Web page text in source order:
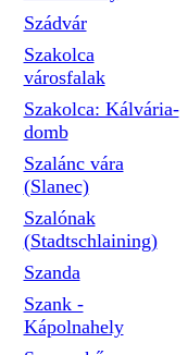
Szádvár
Szakolca
városfalak
Szakolca: Kálvária-
domb
Szalánc vára
(Slanec)
Szalónak
(Stadtschlaining)
Szanda
Szank -
Kápolnahely